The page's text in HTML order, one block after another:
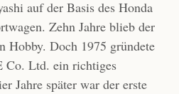
auf der Basis des Honda
Zehn Jahre blieb der
Hobby. Doch 1975 gründete
Co. Ltd. ein richtiges
Jahre später war der erste